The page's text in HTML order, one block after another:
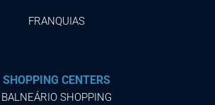
FRANQUIAS
SHOPPING CENTERS
BALNEÁRIO SHOPPING